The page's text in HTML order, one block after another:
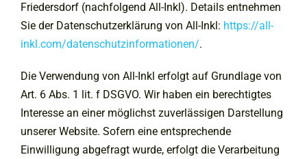
Friedersdorf (nachfolgend All-Inkl). Details entnehmen
Sie der Datenschutzerklärung von All-Inkl: https://all-
inkl.com/datenschutzinformationen/.
Die Verwendung von All-Inkl erfolgt auf Grundlage von
Art. 6 Abs. 1 lit. f DSGVO. Wir haben ein berechtigtes
Interesse an einer möglichst zuverlässigen Darstellung
unserer Website. Sofern eine entsprechende
Einwilligung abgefragt wurde, erfolgt die Verarbeitung